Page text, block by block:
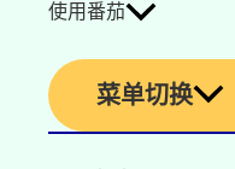
使用番茄
菜单切换